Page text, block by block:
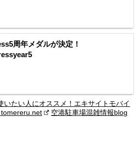
周年メダルが決定！
いたい人にオススメ！エキサイトモバイ
空港駐車場混雑情報blog